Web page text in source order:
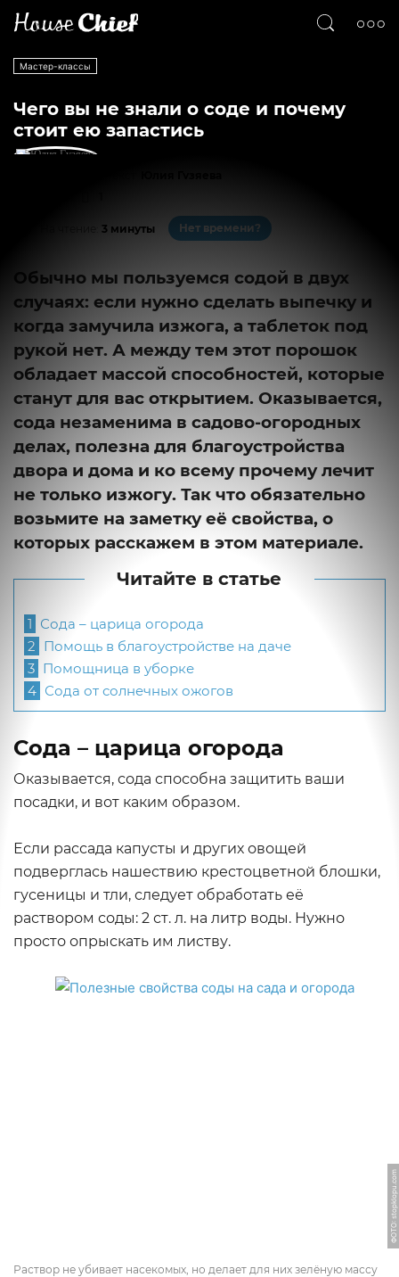
Мастер-классы
Чего вы не знали о соде и почему
стоит ею запастись
3 минуты Нет времени?
Обычно мы пользуемся содой в двух
случаях: если нужно сделать выпечку и
когда замучила изжога, а таблеток под
рукой нет. А между тем этот порошок
обладает массой способностей, которые
станут для вас открытием. Оказывается,
сода незаменима в садово-огородных
делах, полезна для благоустройства
двора и дома и ко всему прочему лечит
не только изжогу. Так что обязательно
возьмите на заметку её свойства, о
которых расскажем в этом материале.
Читайте в статье
1 Сода – царица огорода
2 Помощь в благоустройстве на даче
3 Помощница в уборке
4 Сода от солнечных ожогов
Сода – царица огорода
Оказывается, сода способна защитить ваши
посадки, и вот каким образом.
Если рассада капусты и других овощей
подверглась нашествию крестоцветной блошки,
гусеницы и тли, следует обработать её
раствором соды: 2 ст. л. на литр воды. Нужно
просто опрыскать им листву.
ФОТО: stopklopu.com
Раствор не убивает насекомых, но делает для них зелёную массу